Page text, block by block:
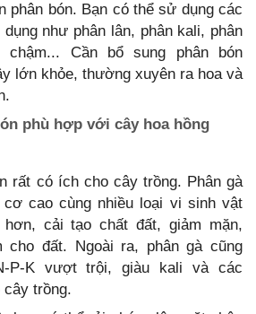
phân bón. Bạn có thể sử dụng các
dụng như phân lân, phân kali, phân
Cần bổ sung phân bón
lớn khỏe, thường xuyên ra hoa và
phù hợp với cây hoa hồng
rất có ích cho cây trồng. Phân gà
cao cùng nhiều loại vi sinh vật
cải tạo chất đất, giảm mặn,
cho đất. Ngoài ra, phân gà cũng
P-K vượt trội, giàu kali và các
cây trồng.